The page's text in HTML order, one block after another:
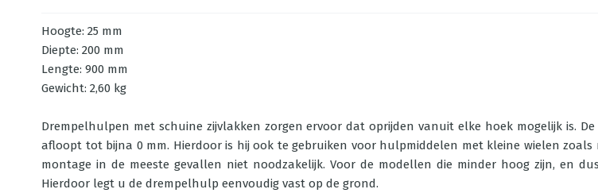
Hoogte: 25 mm
Diepte: 200 mm
Lengte: 900 mm
Gewicht: 2,60 kg
Drempelhulpen met schuine zijvlakken zorgen ervoor dat oprijden vanuit elke hoek mogelijk is.
afloopt tot bijna 0 mm. Hierdoor is hij ook te gebruiken voor hulpmiddelen met kleine wielen
montage in de meeste gevallen niet noodzakelijk. Voor de modellen die minder hoog zijn, en
Hierdoor legt u de drempelhulp eenvoudig vast op de grond.